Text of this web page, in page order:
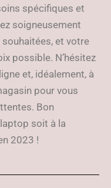
spécifiques et
soigneusement
souhaitées, et votre
possible. N’hésitez
et, idéalement, à
pour vous
Bon
soit à la
2023 !